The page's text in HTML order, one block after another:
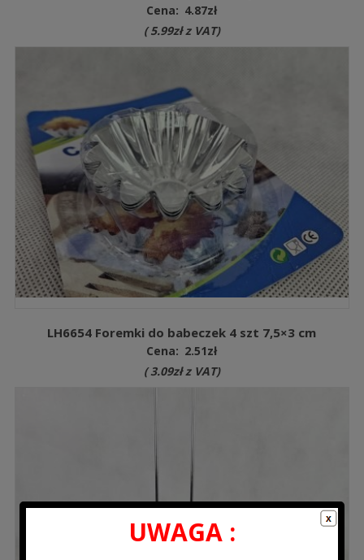
Cena: 4.87zł
( 5.99złz VAT)
LH6654 Foremki do babeczek 4 szt 7,5×3 cm
Cena: 2.51zł
( 3.09złz VAT)
UWAGA :